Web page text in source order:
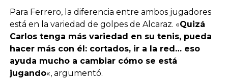
Para Ferrero, la diferencia entre ambos jugadores
está en la variedad de golpes de Alcaraz. «Quizá
Carlos tenga más variedad en su tenis, pueda
hacer más con él: cortados, ir a la red… eso
ayuda mucho a cambiar cómo se está
jugando«, argumentó.